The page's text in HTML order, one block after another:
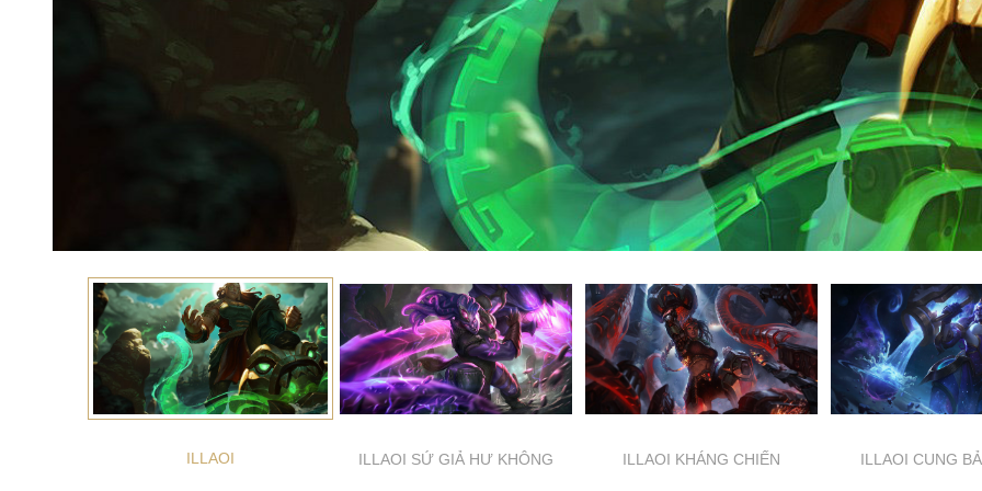
ILLAOI ILLAOI SỨ GIẢ HƯ KHÔNG ILLAOI KHÁNG CHIẾN ILLAOI CUNG